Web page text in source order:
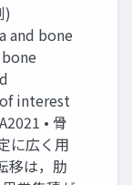
)
and bone
interest
• ⾻
に広く⽤
移は，肋